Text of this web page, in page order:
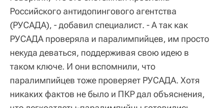
Российского антидопингового агентства
(РУСАДА), - добавил специалист. - А так как
РУСАДА проверяла и паралимпийцев, им просто
некуда деваться, поддерживая свою идею в
таком ключе. И они вспомнили, что
паралимпийцев тоже проверяет РУСАДА. Хотя
никаких фактов не было и ПКР дал объяснения,